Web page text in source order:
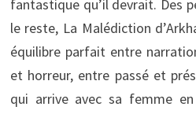
fantastique qu’il devrait. Des
le reste, La Malédiction
équilibre parfait entre
et horreur, entre passé et
qui arrive avec sa femme